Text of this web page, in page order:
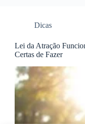
Dicas
Lei da Atração
Certas de Fazer